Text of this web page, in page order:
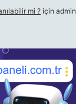
mi ? için admin